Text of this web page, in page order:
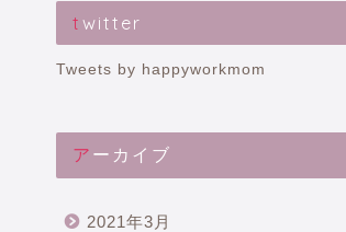
twitter
Tweets by happyworkmom
アーカイブ
2021年3月